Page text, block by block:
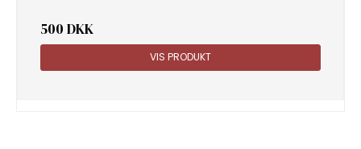
500 DKK
VIS PRODUKT